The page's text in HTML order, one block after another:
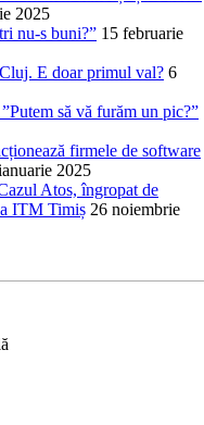
2025
nu-s buni?” 15 februarie
E doar primul val? 6
să vă furăm un pic?”
firmele de software
2025
Atos, îngropat de
ITM Timiș 26 noiembrie